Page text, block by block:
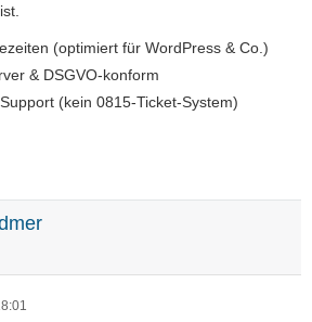
(optimiert für WordPress & Co.)
& DSGVO-konform
(kein 0815-Ticket-System)